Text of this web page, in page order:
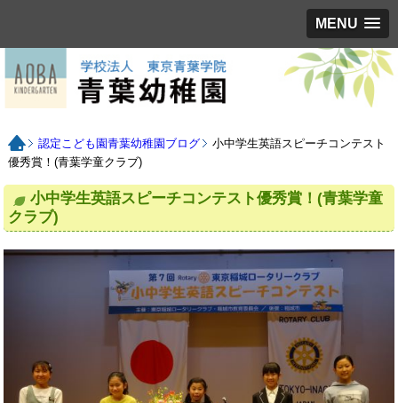
MENU
認定こども園青葉幼稚園ブログ
小中学生英語スピーチコンテスト
優秀賞！(青葉学童クラブ)
小中学生英語スピーチコンテスト優秀賞！(青葉学童
クラブ)